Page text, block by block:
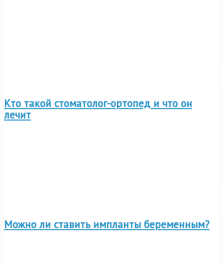
Кто такой стоматолог-ортопед и что он
лечит
Можно ли ставить импланты беременным?